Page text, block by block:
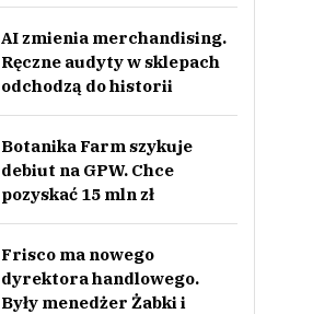
AI zmienia merchandising.
Ręczne audyty w sklepach
odchodzą do historii
Botanika Farm szykuje
debiut na GPW. Chce
pozyskać 15 mln zł
Frisco ma nowego
dyrektora handlowego.
Były menedżer Żabki i